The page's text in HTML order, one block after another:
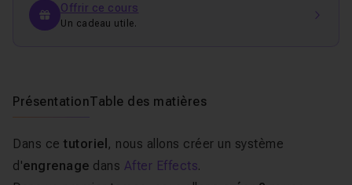
Offrir ce cours
Un cadeau utile.
PrésentationTable des matières
Dans ce tutoriel , nous allons créer un système
d'engrenage dans After Effects.